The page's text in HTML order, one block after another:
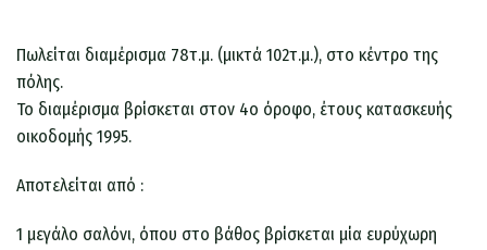
Πωλείται διαμέρισμα 78τ.μ. (μικτά 102τ.μ.), στο κέντρο της
πόλης.
Το διαμέρισμα βρίσκεται στον 4ο όροφο, έτους κατασκευής
οικοδομής 1995.
Αποτελείται από :
1 μεγάλο σαλόνι, όπου στο βάθος βρίσκεται μία ευρύχωρη